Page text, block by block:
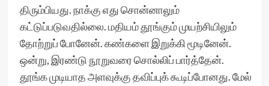
திரும்பியது. நாக்கு எது சொன்னாலும்
கட்டுப்படுவதில்லை. மதியம் தூங்கும் முயற்சியிலும்
தோற்றுப் போனேன். கண்களை இறுக்கி மூடினேன்.
ஒன்று, இரண்டு நூறுவரை சொல்லிப் பார்த்தேன்.
தூங்க முடியாத அளவுக்கு தவிப்புக் கூடிப்போனது. மேல்